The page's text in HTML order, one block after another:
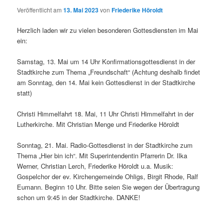
Veröffentlicht am13. Mai 2023vonFriederike Höroldt
Herzlich laden wir zu vielen besonderen Gottesdiensten im Mai
ein:
Samstag, 13. Mai um 14 Uhr Konfirmationsgottesdienst in der
Stadtkirche zum Thema „Freundschaft“ (Achtung deshalb findet
am Sonntag, den 14. Mai kein Gottesdienst in der Stadtkirche
statt)
Christi Himmelfahrt 18. Mai, 11 Uhr Christi Himmelfahrt in der
Lutherkirche. Mit Christian Menge und Friederike Höroldt
Sonntag, 21. Mai. Radio-Gottesdienst in der Stadtkirche zum
Thema „Hier bin ich“. Mit Superintendentin Pfarrerin Dr. Ilka
Werner, Christian Lerch, Friederike Höroldt u.a. Musik:
Gospelchor der ev. Kirchengemeinde Ohligs, Birgit Rhode, Ralf
Eumann. Beginn 10 Uhr. Bitte seien Sie wegen der Übertragung
schon um 9:45 in der Stadtkirche. DANKE!